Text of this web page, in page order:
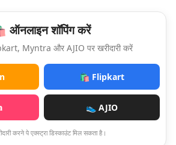
ऑनलाइन शॉपिंग करें
Myntra और AJIO पर खरीदारी करें
🛍️ Flipkart
👟 AJIO
करने पे एक्स्ट्रा डिस्काउंट मिल सकता है।